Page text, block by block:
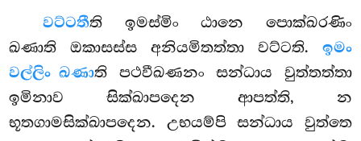
වට්ටතීති ඉමස්මිං ඨානෙ පොක්ඛරණිං
ඛණාති ඔකාසස්ස අනියමිතත්තා වට්ටති. ඉමං
වල්ලිං ඛණාති පථවීඛණනං සන්ධාය වුත්තත්තා
ඉමිනාව සික්ඛාපදෙන ආපත්ති, න
භූතගාමසික්ඛාපදෙන. උභයම්පිසන්ධාය වුත්තෙ